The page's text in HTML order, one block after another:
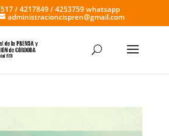
/ 4217849 / 4253759 whatsapp
administracioncispren@gmail.com